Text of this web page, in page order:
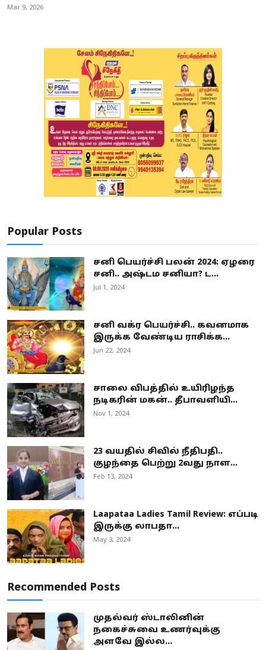
Mar 9, 2026
Popular Posts
சனி பெயர்ச்சி பலன் 2024: ஏழரை
சனி.. அஷ்டம சனியா? ட...
Jul 1, 2024
சனி வக்ர பெயர்ச்சி.. கவனமாக
இருக்க வேண்டிய ராசிக்க...
Jun 22, 2024
சாலை விபத்தில் உயிரிழந்த
நடிகரின் மகன்.. தீபாவளியி...
Nov 1, 2024
23 வயதில் சிவில் நீதிபதி..
குழந்தை பெற்று 2வது நாள...
Feb 13, 2024
Laapataa Ladies Tamil Review: எப்படி
இருக்கு லாபதா...
May 3, 2024
Recommended Posts
முதல்வர் ஸ்டாலினின்
நகைச்சுவை உணர்வுக்கு
அளவே இல்ல...